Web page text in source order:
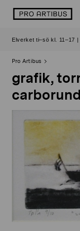
logo
Elverket ti–sö kl. 11–17
Pro Artibus
grafik,